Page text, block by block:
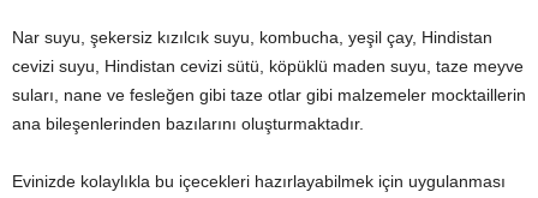
Nar suyu, şekersiz kızılcık suyu, kombucha, yeşil çay, Hindistan
cevizi suyu, Hindistan cevizi sütü, köpüklü maden suyu, taze meyve
suları, nane ve fesleğen gibi taze otlar gibi malzemeler mocktaillerin
ana bileşenlerinden bazılarını oluşturmaktadır.
Evinizde kolaylıkla bu içecekleri hazırlayabilmek için uygulanması